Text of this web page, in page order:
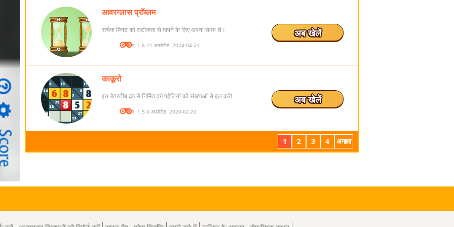
आवरग्लास प्रॉब्लम
रत्येक मिनट को सटीकता से मापने के लिए अपना समय लें।
संस्करण: 1.6.11 अपडेटेडः 2024-04-21
अब खेलें
काकूरो
इन बेतरतीब ढंग से निर्मित वर्ग पहेलियों को संख्याओं से हल करें!
संस्करण: 1.5.0 अपडेटेडः 2020-02-20
अब खेलें
1 2 3 4 अगला